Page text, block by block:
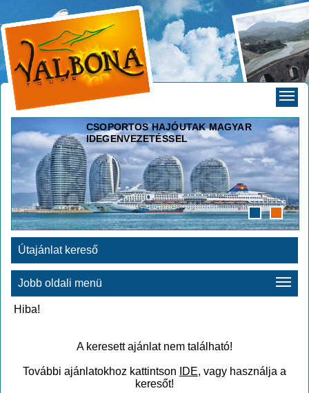
CSOPORTOS HAJÓUTAK MAGYAR
IDEGENVEZETÉSSEL
Útajánlat kereső
Jobb oldali menü
Hiba!
A keresett ajánlat nem található!
További ajánlatokhoz kattintson IDE, vagy használja a
keresőt!